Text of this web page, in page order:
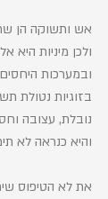
אש ותשוקה הן
ולכן מיניות
ובמערכות
בזוגיות נטולת
נובלת, עצובה
והיא כנראה לא
את לא הטיפוס